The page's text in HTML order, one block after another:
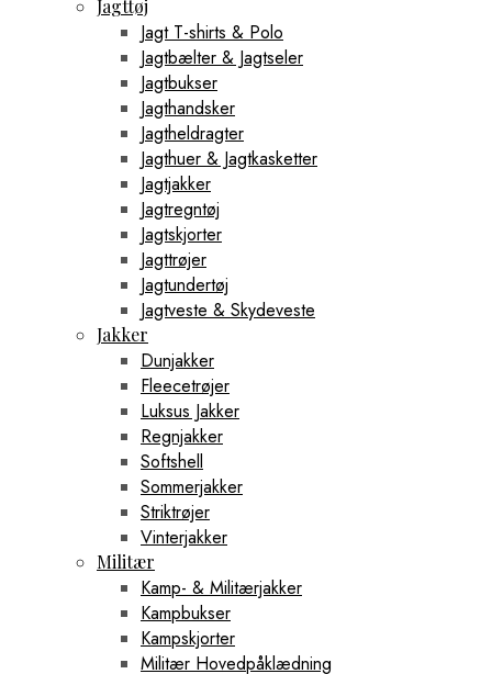
Jagttøj
Jagt T-shirts & Polo
Jagtbælter & Jagtseler
Jagtbukser
Jagthandsker
Jagtheldragter
Jagthuer & Jagtkasketter
Jagtjakker
Jagtregntøj
Jagtskjorter
Jagttrøjer
Jagtundertøj
Jagtveste & Skydeveste
Jakker
Dunjakker
Fleecetrøjer
Luksus Jakker
Regnjakker
Softshell
Sommerjakker
Striktrøjer
Vinterjakker
Militær
Kamp- & Militærjakker
Kampbukser
Kampskjorter
Militær Hovedpåklædning